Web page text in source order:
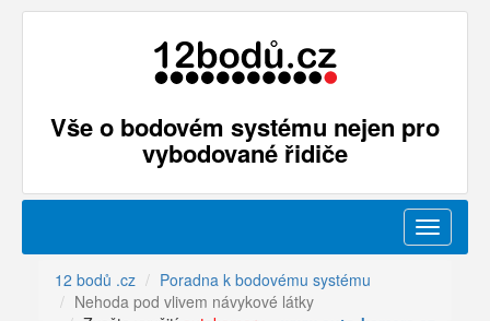
Vše o bodovém systému nejen pro
vybodované řidiče
Menu
12 bodů .cz
Poradna k bodovému systému
Nehoda pod vlivem návykové látky